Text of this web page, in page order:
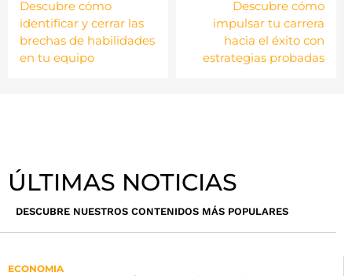
Descubre cómo
identificar y cerrar las
brechas de habilidades
en tu equipo
Descubre cómo
impulsar tu carrera
hacia el éxito con
estrategias probadas
ÚLTIMAS NOTICIAS
DESCUBRE NUESTROS CONTENIDOS MÁS POPULARES
ECONOMIA